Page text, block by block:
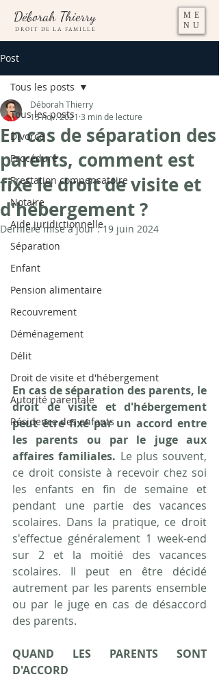
Déborah Thierry
DROIT DE LA FAMILLE
ME
NU
Post
Tous les posts
Divorce
Procédure
Prestation compensatoire
Notaire
Aide juridictionnelle
Séparation
Enfant
Pension alimentaire
Recouvrement
Déménagement
Délit
Droit de visite et d'hébergement
Autorité parentale
Résidence des enfants
Tous les posts
En cas de séparation des
parents, comment est
fixé le droit de visite et
d'hébergement ?
Déborah Thierry
15 nov. 2021 3 min de lecture
Dernière mise à jour :19 juin 2024
En cas de séparation des parents, le
droit de visite et d'hébergement
peut être fixé par un accord entre
les parents ou par le juge aux
affaires familiales. Le plus souvent,
ce droit consiste à recevoir chez soi
les enfants en fin de semaine et
pendant une partie des vacances
scolaires. Dans la pratique, ce droit
s'effectue généralement 1 week-end
sur 2 et la moitié des vacances
scolaires. Il peut en être décidé
autrement par les parents ensemble
ou par le juge en cas de désaccord
des parents.
QUAND LES PARENTS SONT
D'ACCORD